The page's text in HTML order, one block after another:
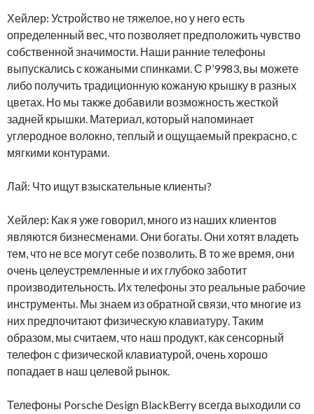
Хейлер: Устройство не тяжелое, но у него есть
определенный вес, что позволяет предположить чувство
собственной значимости. Наши ранние телефоны
выпускались с кожаными спинками. С P’9983, вы можете
либо получить традиционную кожаную крышку в разных
цветах. Но мы также добавили возможность жесткой
задней крышки. Материал, который напоминает
углеродное волокно, теплый и ощущаемый прекрасно, с
мягкими контурами.
Лай: Что ищут взыскательные клиенты?
Хейлер: Как я уже говорил, много из наших клиентов
являются бизнесменами. Они богаты. Они хотят владеть
тем, что не все могут себе позволить. В то же время, они
очень целеустремленные и их глубоко заботит
производительность. Их телефоны это реальные рабочие
инструменты. Мы знаем из обратной связи, что многие из
них предпочитают физическую клавиатуру. Таким
образом, мы считаем, что наш продукт, как сенсорный
телефон с физической клавиатурой, очень хорошо
попадает в наш целевой рынок.
Телефоны Porsche Design BlackBerry всегда выходили со